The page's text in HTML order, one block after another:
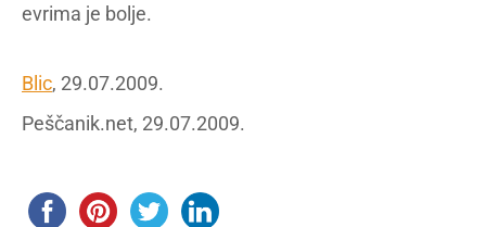
evrima je bolje.
Blic, 29.07.2009.
Peščanik.net, 29.07.2009.